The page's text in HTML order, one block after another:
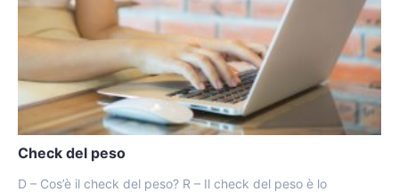
Check del peso
D – Cos’è il check del peso? R – Il check del peso è lo